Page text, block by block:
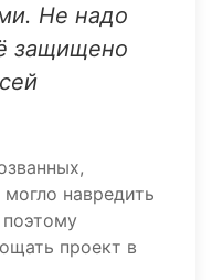
Не надо
защищено
навредить
проект в